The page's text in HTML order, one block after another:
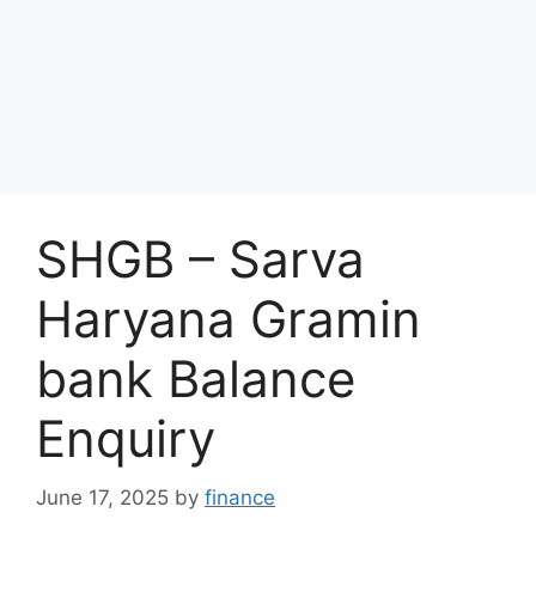
SHGB – Sarva
Haryana Gramin
bank Balance
Enquiry
June 17, 2025 by finance